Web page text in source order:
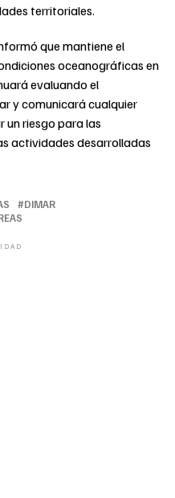
territoriales.
que mantiene el
oceanográficas en
evaluando el
y comunicará cualquier
un riesgo para las
actividades desarrolladas
DIMAR